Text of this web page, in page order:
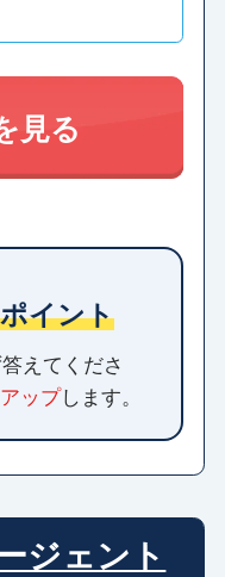
見る
イント
えてくださ
ップします。
ジェント